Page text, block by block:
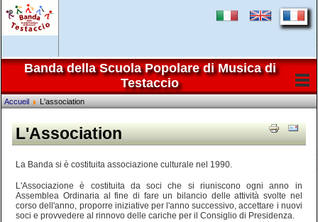
Banda della Scuola Popolare di Musica di
Testaccio
Accueil L'association
L'Association
La Banda si è costituita associazione culturale nel 1990.
L'Associazione è costituita da soci che si riuniscono ogni anno in
Assemblea Ordinaria al fine di fare un bilancio delle attività svolte nel
corso dell'anno, proporre iniziative per l'anno successivo, accettare i nuovi
soci e provvedere al rinnovo delle cariche per il Consiglio di Presidenza.